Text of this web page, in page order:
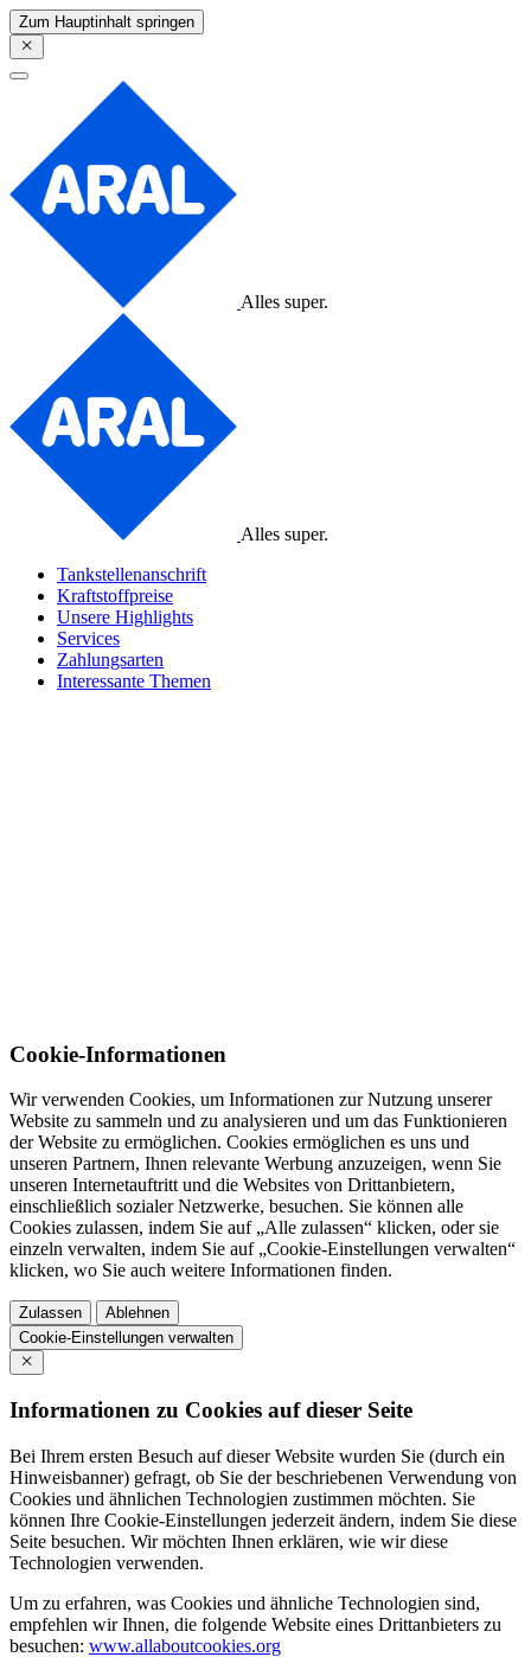
Zum Hauptinhalt springen
Alles super.
Alles super.
Tankstellenanschrift
Kraftstoffpreise
Unsere Highlights
Services
Zahlungsarten
Interessante Themen
Cookie-Informationen
Wir verwenden Cookies, um Informationen zur Nutzung unserer
Website zu sammeln und zu analysieren und um das Funktionieren
der Website zu ermöglichen. Cookies ermöglichen es uns und
unseren Partnern, Ihnen relevante Werbung anzuzeigen, wenn Sie
unseren Internetauftritt und die Websites von Drittanbietern,
einschließlich sozialer Netzwerke, besuchen. Sie können alle
Cookies zulassen, indem Sie auf „Alle zulassen“ klicken, oder sie
einzeln verwalten, indem Sie auf „Cookie-Einstellungen verwalten“
klicken, wo Sie auch weitere Informationen finden.
Zulassen
Ablehnen
Cookie-Einstellungen verwalten
Informationen zu Cookies auf dieser Seite
Bei Ihrem ersten Besuch auf dieser Website wurden Sie (durch ein
Hinweisbanner) gefragt, ob Sie der beschriebenen Verwendung von
Cookies und ähnlichen Technologien zustimmen möchten. Sie
können Ihre Cookie-Einstellungen jederzeit ändern, indem Sie diese
Seite besuchen. Wir möchten Ihnen erklären, wie wir diese
Technologien verwenden.
Um zu erfahren, was Cookies und ähnliche Technologien sind,
empfehlen wir Ihnen, die folgende Website eines Drittanbieters zu
besuchen: www.allaboutcookies.org